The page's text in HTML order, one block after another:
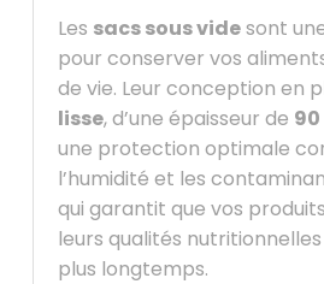
Les sacs sous videsont
pour conserver vos
de vie. Leur conception en
lisse, d’une épaisseur de
une protection optimale
l’humidité et les
qui garantit que vos
leurs qualités
plus longtemps.